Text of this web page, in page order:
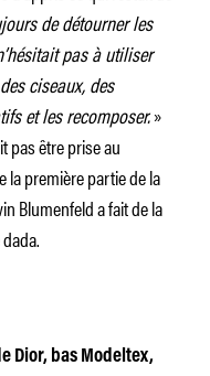
de détourner les
pas à utiliser
ciseaux, des
et les recomposer.»
pas être prise au
la première partie de la
Blumenfeld a fait de la
Dior, bas Modeltex,